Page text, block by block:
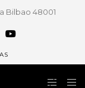
Bilbao 48001